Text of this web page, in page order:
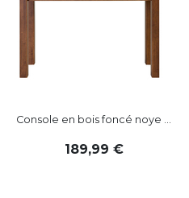
Console en bois foncé noye ...
189,99